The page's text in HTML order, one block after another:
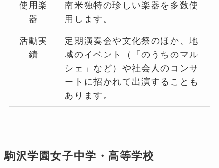
使用楽
器
南米独特の珍しい楽器を多数使
用します。
活動実
績
定期演奏会や文化祭のほか、地
域のイベント（「のうちのマル
シェ」など）や社会人のコンサ
ートに招かれて出演することも
あります。
駒沢学園女子中学・高等学校